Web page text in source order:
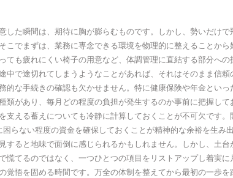
した瞬間は、期待に胸が膨らむものです。しかし、勢いだけ
こでまずは、業務に専念できる環境を物理的に整えることか
ても疲れにくい椅子の用意など、体調管理に直結する部分へ
中で途切れてしまうようなことがあれば、それはそのまま信頼
的な手続きの確認も欠かせません。特に健康保険や年金とい
類があり、毎月どの程度の負担が発生するのか事前に把握し
支える蓄えについても冷静に計算しておくことが不可欠です
らない程度の資金を確保しておくことが精神的な余裕を生み出
すると地味で面倒に感じられるかもしれません。しかし、土
慌てるのではなく、一つひとつの項目をリストアップし着実
覚悟を固める時間です。万全の体制を整えてから最初の一歩